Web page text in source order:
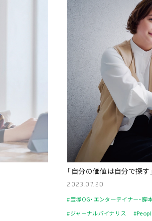
「自分の価値は自分で探
2023.07.20
#宝塚OG・エンターテイナー・脚
#ジャーナルバイナリス